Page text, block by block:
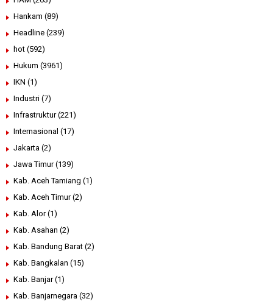
Hankam (89)
Headline (239)
hot (592)
Hukum (3961)
IKN (1)
Industri (7)
Infrastruktur (221)
Internasional (17)
Jakarta (2)
Jawa Timur (139)
Kab. Aceh Tamiang (1)
Kab. Aceh Timur (2)
Kab. Alor (1)
Kab. Asahan (2)
Kab. Bandung Barat (2)
Kab. Bangkalan (15)
Kab. Banjar (1)
Kab. Banjarnegara (32)